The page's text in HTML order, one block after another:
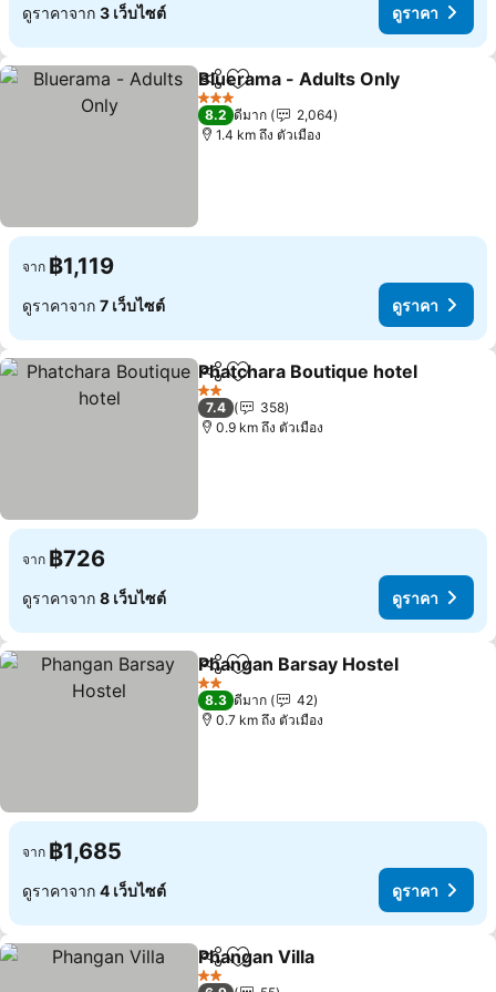
ดูราคาจาก 3 เว็บไซต์ ดูราคา
แชร์ เพิ่มในรายการโปรด
Bluerama - Adults Only
3 ดาว
8.2 ดีมาก
2,064
1.4 km ถึง ตัวเมือง
จาก ฿1,119
ดูราคาจาก 7 เว็บไซต์ ดูราคา
แชร์ เพิ่มในรายการโปรด
Phatchara Boutique hotel
2 ดาว
7.4
358
0.9 km ถึง ตัวเมือง
จาก ฿726
ดูราคาจาก 8 เว็บไซต์ ดูราคา
แชร์ เพิ่มในรายการโปรด
Phangan Barsay Hostel
2 ดาว
8.3 ดีมาก
42
0.7 km ถึง ตัวเมือง
จาก ฿1,685
ดูราคาจาก 4 เว็บไซต์ ดูราคา
แชร์ เพิ่มในรายการโปรด
Phangan Villa
2 ดาว